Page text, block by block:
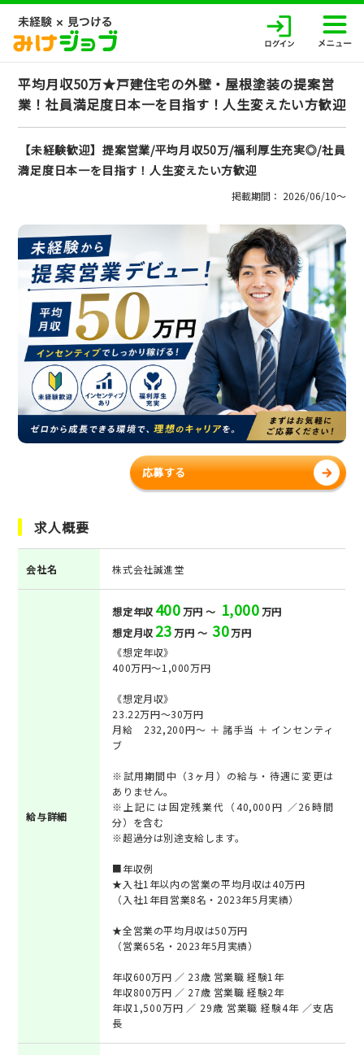
平均月収50万★戸建住宅の外壁・屋根塗装の提案営
業！社員満足度日本一を目指す！人生変えたい方歓迎
【未経験歓迎】提案営業/平均月収50万/福利厚生充実◎/社員
満足度日本一を目指す！人生変えたい方歓迎
掲載期間： 2026/06/10〜
応募する
求人概要
会社名 株式会社誠進堂
給与詳細
想定年収 400万円 ～ 1,000万円
想定月収 23万円 ～ 30万円
《想定年収》
400万円～1,000万円
《想定月収》
23.22万円～30万円
月給 232,200円～ ＋ 諸手当 ＋ インセンティ
ブ
※試用期間中（3ヶ月）の給与・待遇に変更は
ありません。
※上記には固定残業代（40,000円 ／26時間
分）を含む
※超過分は別途支給します。
■年収例
★入社1年以内の営業の平均月収は40万円
（入社1年目営業8名・2023年5月実績）
★全営業の平均月収は50万円
（営業65名・2023年5月実績）
年収600万円 ／ 23歳 営業職 経験1年
年収800万円 ／ 27歳 営業職 経験2年
年収1,500万円 ／ 29歳 営業職 経験4年 ／支店
長